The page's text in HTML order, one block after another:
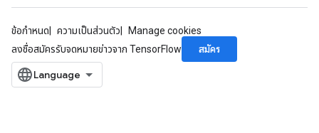
ข้อกำหนด ความเป็นส่วนตัว
Manage cookies
ลงชื่อสมัครรับจดหมายข่าวจาก TensorFlow
สมัคร